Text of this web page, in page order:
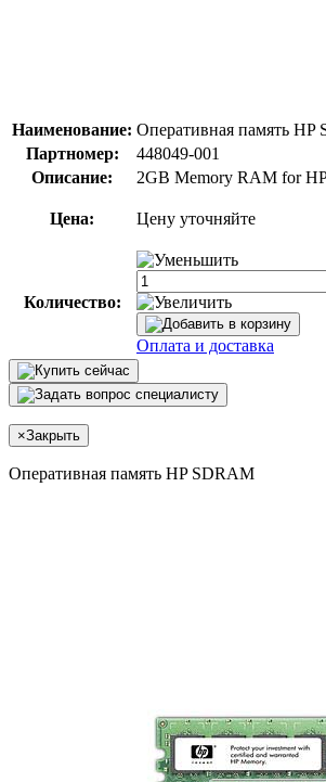
Наименование: Оперативная память HP
Партномер:
448049-001
Описание:
2GB Memory RAM for
Цена: Цену уточняйте
Количество:
Оплата и доставка
×Закрыть
Оперативная память HP SDRAM